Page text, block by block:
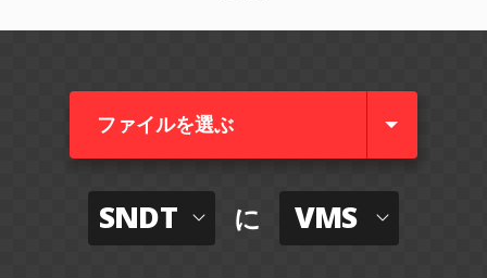
ファイルを選ぶ
SNDT に VMS